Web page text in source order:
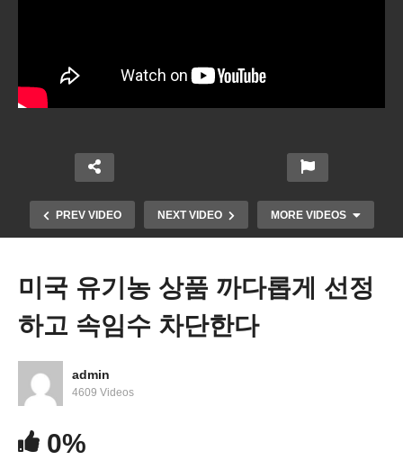
PREV VIDEO NEXT VIDEO MORE VIDEOS
미국 대도시 지역 올해 집값 5% 안팎 떨어진다
미국 유기농 상품 까다롭게 선정
하고 속임수 차단한다
admin
4609 Videos
0%